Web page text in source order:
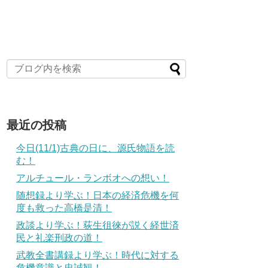
最近の投稿
今日(11/1)古典の日に、源氏物語を読
む！
アルチュール・ランボオへの想い！
随想録より学ぶ！日本の経済危機を何
度も救った高橋是清！
政談より学ぶ！荻生徂徠が説く経世済
民と礼楽刑政の道！
武教全書講録より学ぶ！時代に対する